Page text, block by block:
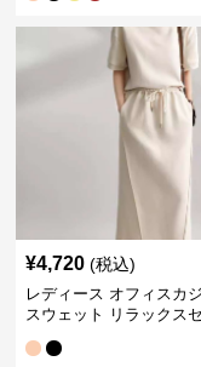
¥4,720 (税込)
レディース オフィスカ
スウェット リラックス